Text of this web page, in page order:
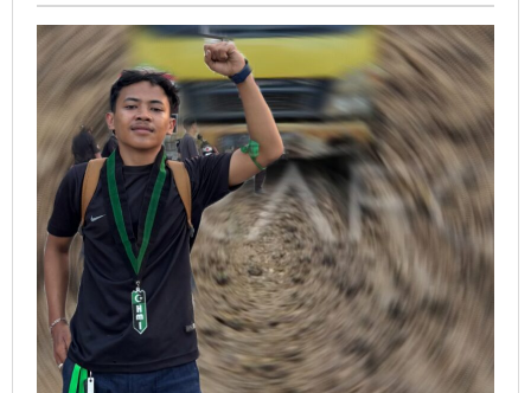
Bupati,
Warga
Pertanyakan
Komitmen
Pemerintah